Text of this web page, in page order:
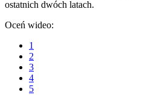
ostatnich dwóch latach.
Oceń wideo:
1
2
3
4
5